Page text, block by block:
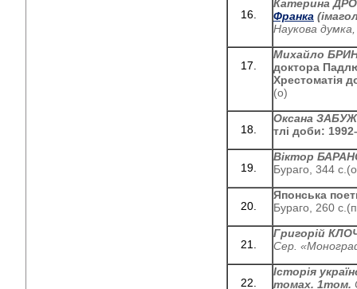
Катерина
Франка
Наукова
Михайло
доктора
Хрестоматія
(о)
Оксана
тлі доби:
Віктор
Бураго, 344
Японська
Бураго, 260
Григорій
Сер.
Історія
томах. 1том.